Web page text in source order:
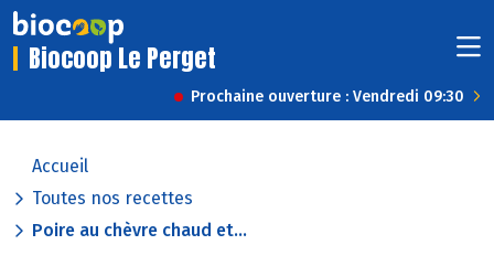
Biocoop Le Perget
Prochaine ouverture : Vendredi 09:30
Accueil
Toutes nos recettes
Poire au chèvre chaud et...